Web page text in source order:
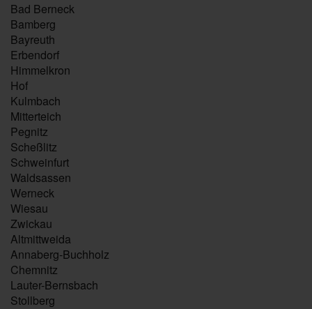
Bad Berneck
Bamberg
Bayreuth
Erbendorf
Himmelkron
Hof
Kulmbach
Mitterteich
Pegnitz
Scheßlitz
Schweinfurt
Waldsassen
Werneck
Wiesau
Zwickau
Altmittweida
Annaberg-Buchholz
Chemnitz
Lauter-Bernsbach
Stollberg